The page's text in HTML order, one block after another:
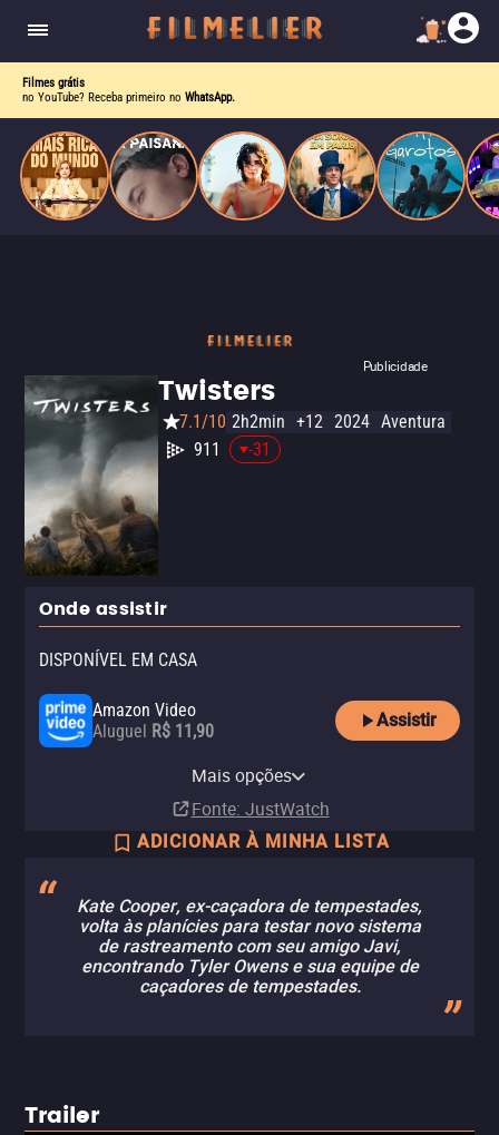
Filmes grátis
no YouTube? Receba primeiro no WhatsApp.
Publicidade
Twisters
7.1/10 2h2min +12 2024 Aventura
911
-31
Onde assistir
DISPONÍVEL EM CASA
Amazon Video
Aluguel R$ 11,90
Assistir
R$ 11,90
Mais opções
Fonte: JustWatch
ADICIONAR À MINHA LISTA
Kate Cooper, ex-caçadora de tempestades,
volta às planícies para testar novo sistema
de rastreamento com seu amigo Javi,
encontrando Tyler Owens e sua equipe de
caçadores de tempestades.
Trailer
do
Mundo